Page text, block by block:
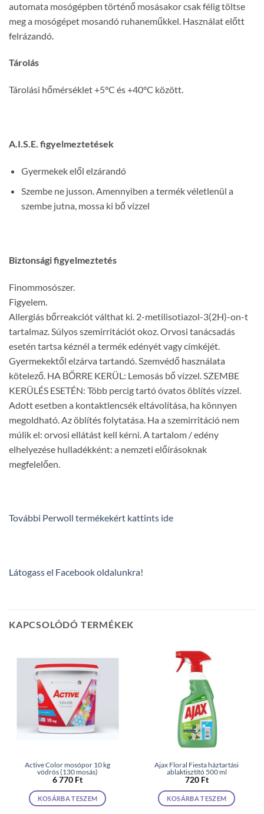
automata mosógépben történő mosásakor csak félig töltse
meg a mosógépet mosandó ruhaneműkkel. Használat előtt
felrázandó.
Tárolás
Tárolási hőmérséklet +5°C és +40°C között.
A.I.S.E. figyelmeztetések
Gyermekek elől elzárandó
Szembe ne jusson. Amennyiben a termék véletlenül a
szembe jutna, mossa ki bő vízzel
Biztonsági figyelmeztetés
Finommosószer.
Figyelem.
Allergiás bőrreakciót válthat ki. 2-metilisotiazol-3(2H)-on-t
tartalmaz. Súlyos szemirritációt okoz. Orvosi tanácsadás
esetén tartsa kéznél a termék edényét vagy címkéjét.
Gyermekektől elzárva tartandó. Szemvédő használata
kötelező. HA BŐRRE KERÜL: Lemosás bő vízzel. SZEMBE
KERÜLÉS ESETÉN: Több percig tartó óvatos öblítés vízzel.
Adott esetben a kontaktlencsék eltávolítása, ha könnyen
megoldható. Az öblítés folytatása. Ha a szemirritáció nem
múlik el: orvosi ellátást kell kérni. A tartalom / edény
elhelyezése hulladékként: a nemzeti előírásoknak
megfelelően.
További Perwoll termékekért kattints ide
Látogass el Facebook oldalunkra!
KAPCSOLÓDÓ TERMÉKEK
Active Color mosópor 10 kg
vödrös (130 mosás)
6 770 Ft
KOSÁRBA TESZEM
Ajax Floral Fiesta háztartási
ablaktisztító 500 ml
720 Ft
KOSÁRBA TESZEM